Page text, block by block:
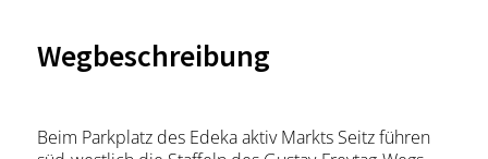
Wegbeschreibung
Beim Parkplatz des Edeka aktiv Markts Seitz führen